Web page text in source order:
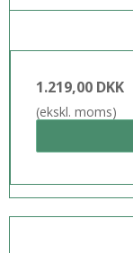
1.219,00 DKK
(ekskl. moms)